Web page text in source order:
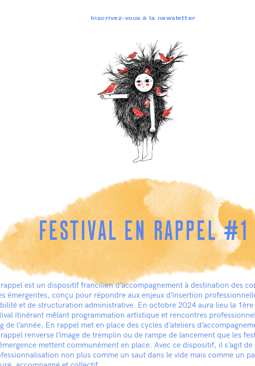
Inscrivez-vous à la newsletter
FESTIVAL EN RAPPEL #1
est un dispositif francilien d’accompagnement à destination des
émergentes, conçu pour répondre aux enjeux d’insertion
et de structuration administrative. En octobre 2024 aura lieu la
itinérant mêlant programmation artistique et rencontres
de l’année, En rappel met en place des cycles d’ateliers
renverse l’image de tremplin ou de rampe de lancement que les
mettent communément en place. Avec ce dispositif, il s’agit de
non plus comme un saut dans le vide mais comme un